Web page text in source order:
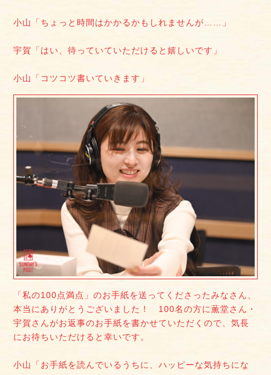
小山「ちょっと時間はかかるかもしれませんが……」
宇賀「はい、待っていていただけると嬉しいです」
小山「コツコツ書いていきます」
「私の100点満点」のお手紙を送ってくださったみなさん、
本当にありがとうございました！ 100名の方に薫堂さん・
宇賀さんがお返事のお手紙を書かせていただくので、気長
にお待ちいただけると幸いです。
小山「お手紙を読んでいるうちに、ハッピーな気持ちにな